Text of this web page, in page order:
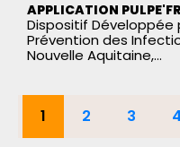
APPLICATION
Dispositif Développée
Prévention des
Nouvelle Aquitaine,...
1 2 3 4